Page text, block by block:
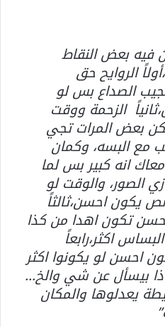
فيه بعض النقاط
الروايح حق
الصداع بس لو
الزحمة ووقت
بعض المرات تجي
مع البسه، وكمان
انه كبير بس لما
الصور، والوقت لو
يكون احسن،ثالثاً
تكون اهدا من كذا
اكثر،رابعاً
احسن لو يكونوا اكثر
بيسأل عن شي والخ…
يعدلوها والمكان